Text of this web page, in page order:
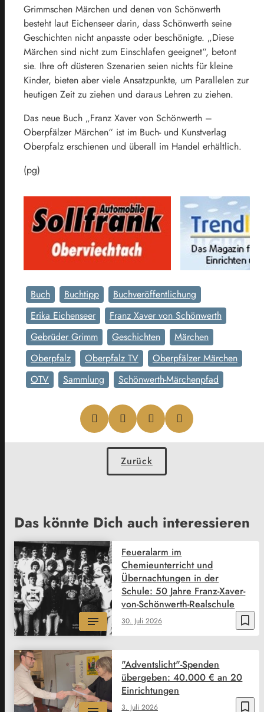
Grimmschen Märchen und denen von Schönwerth
besteht laut Eichenseer darin, dass Schönwerth seine
Geschichten nicht anpasste oder beschönigte. „Diese
Märchen sind nicht zum Einschlafen geeignet“, betont
sie. Ihre oft düsteren Szenarien seien nichts für kleine
Kinder, bieten aber viele Ansatzpunkte, um Parallelen zur
heutigen Zeit zu ziehen und daraus Lehren zu ziehen.
Das neue Buch „Franz Xaver von Schönwerth –
Oberpfälzer Märchen“ ist im Buch- und Kunstverlag
Oberpfalz erschienen und überall im Handel erhältlich.
(pg)
Buch Buchtipp
Buchveröffentlichung
Erika Eichenseer
Franz Xaver von Schönwerth
Gebrüder Grimm
Geschichten
Märchen
Oberpfalz
Oberpfalz TV
Oberpfälzer Märchen
OTV
Sammlung Schönwerth-Märchenpfad
Zurück
Das könnte Dich auch interessieren
bookmark_border
30. Juli 2026
Feueralarm im
Chemieunterricht und
Übernachtungen in der
Schule: 50 Jahre Franz-Xaver-
von-Schönwerth-Realschule
bookmark_border
3. Juli 2026
"Adventslicht"-Spenden
übergeben: 40.000 € an 20
Einrichtungen